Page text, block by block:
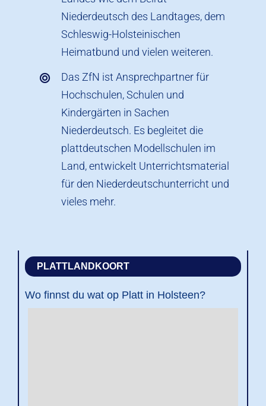
Niederdeutsch des Landtages, dem
Schleswig-Holsteinischen
Heimatbund und vielen weiteren.
Das ZfN ist Ansprechpartner für
Hochschulen, Schulen und
Kindergärten in Sachen
Niederdeutsch. Es begleitet die
plattdeutschen Modellschulen im
Land, entwickelt Unterrichtsmaterial
für den Niederdeutschunterricht und
vieles mehr.
PLATTLANDKOORT
Wo finnst du wat op Platt in Holsteen?